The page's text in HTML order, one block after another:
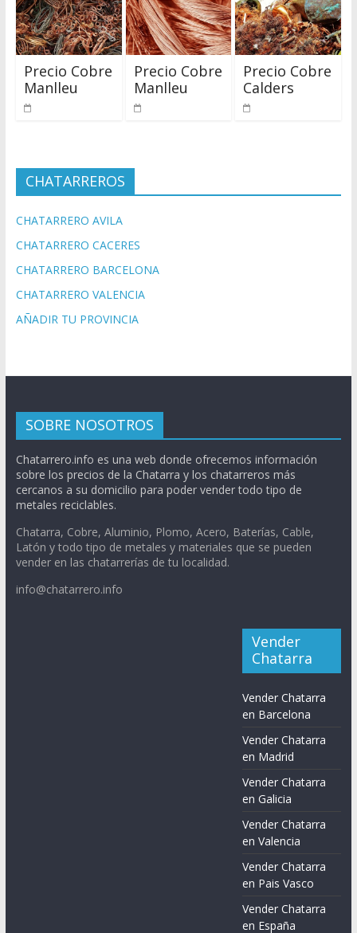
Precio Cobre
Manlleu
Precio Cobre
Manlleu
Precio Cobre
Calders
CHATARREROS
CHATARRERO AVILA
CHATARRERO CACERES
CHATARRERO BARCELONA
CHATARRERO VALENCIA
AÑADIR TU PROVINCIA
SOBRE NOSOTROS
Chatarrero.info es una web donde ofrecemos información
sobre los precios de la Chatarra y los chatarreros más
cercanos a su domicilio para poder vender todo tipo de
metales reciclables.
Chatarra, Cobre, Aluminio, Plomo, Acero, Baterías, Cable,
Latón y todo tipo de metales y materiales que se pueden
vender en las chatarrerías de tu localidad.
info@chatarrero.info
Vender
Chatarra
Vender Chatarra
en Barcelona
Vender Chatarra
en Madrid
Vender Chatarra
en Galicia
Vender Chatarra
en Valencia
Vender Chatarra
en Pais Vasco
Vender Chatarra
en España